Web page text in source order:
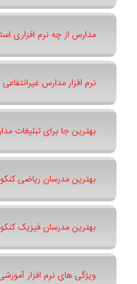
مدارس از چه نرم افزاری
نرم افزار مدارس غیرانتفاعی
بهترین جا برای تبلیغات
بهترین مدرسان ریاضی
بهترین مدرسان فیزیک
ویژگی های نرم افزار